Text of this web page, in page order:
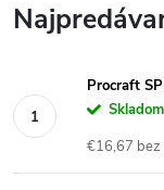
Procraft
Skladom
€16,67 bez